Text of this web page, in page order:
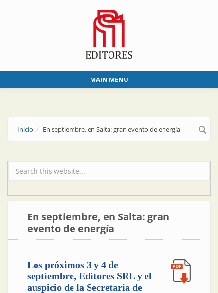
MAIN MENU
Inicio En septiembre, en Salta: gran evento de energía
Formulario de búsqueda
En septiembre, en Salta: gran
evento de energía
Los próximos 3 y 4 de
septiembre, Editores SRL y el
auspicio de la Secretaría de